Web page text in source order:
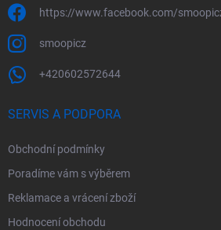
https://www.facebook.com/
smoopicz
+420602572644
SERVIS A PODPORA
Obchodní podmínky
Poradíme vám s výběrem
Reklamace a vrácení zboží
Hodnocení obchodu